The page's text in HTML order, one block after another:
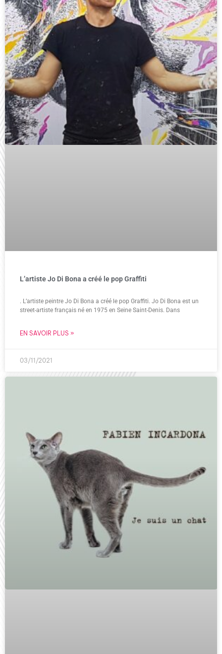
L’artiste Jo Di Bona a créé le pop Graffiti
. L’artiste peintre Jo Di Bona a créé le pop Graffiti. Jo Di Bona est un
street-artiste français né en 1975 en Seine Saint-Denis. Dans
EN SAVOIR PLUS »
03/11/2021